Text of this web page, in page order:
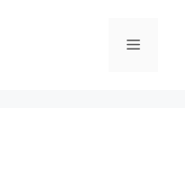
Menu